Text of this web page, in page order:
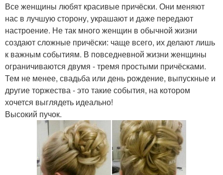
Все женщины любят красивые причёски. Они меняют
нас в лучшую сторону, украшают и даже передают
настроение. Не так много женщин в обычной жизни
создают сложные причёски: чаще всего, их делают лишь
к важным событиям. В повседневной жизни женщины
ограничиваются двумя - тремя простыми причёсками.
Тем не менее, свадьба или день рождение, выпускные и
другие торжества - это такие события, на котором
хочется выглядеть идеально!
Высокий пучок.